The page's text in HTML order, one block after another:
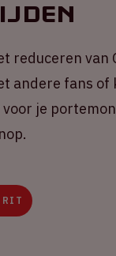
reduceren van
andere fans of
je
RIT